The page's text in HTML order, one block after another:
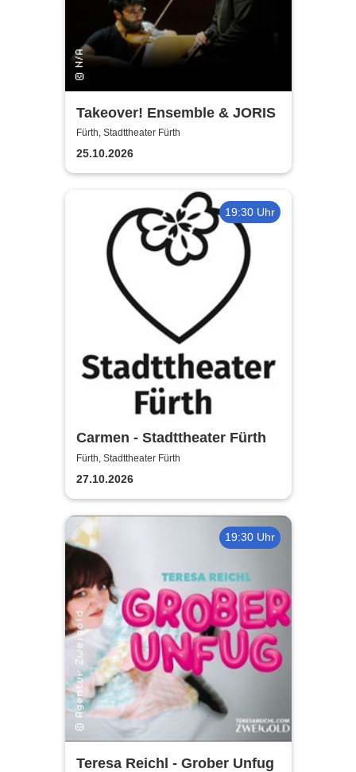
Takeover! Ensemble & JORIS
Fürth, Stadttheater Fürth
25.10.2026
19:30 Uhr
Carmen - Stadttheater Fürth
Fürth, Stadttheater Fürth
27.10.2026
19:30 Uhr
Teresa Reichl - Grober Unfug